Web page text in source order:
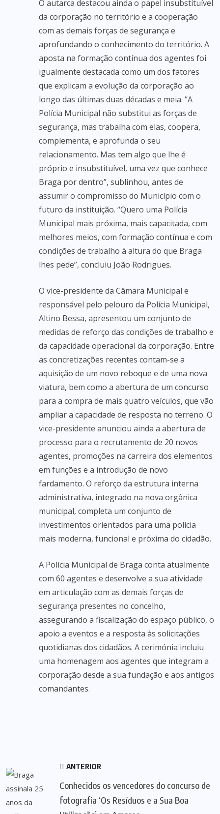
O autarca destacou ainda o papel insubstituível
da corporação no território e a cooperação
com as demais forças de segurança e
aprofundando o conhecimento do território. A
aposta na formação contínua dos agentes foi
igualmente destacada como um dos fatores
que explicam a evolução da corporação ao
longo das últimas duas décadas e meia. “A
Polícia Municipal não substitui as forças de
segurança, mas trabalha com elas, coopera,
complementa, e aprofunda o seu
relacionamento. Mas tem algo que lhe é
próprio e insubstituível, uma vez que conhece
Braga por dentro”, sublinhou, antes de
assumir o compromisso do Município com o
futuro da instituição. “Quero uma Polícia
Municipal mais próxima, mais capacitada, com
melhores meios, com formação contínua e com
condições de trabalho à altura do que Braga
lhes pede”, concluiu João Rodrigues.
O vice-presidente da Câmara Municipal e
responsável pelo pelouro da Polícia Municipal,
Altino Bessa, apresentou um conjunto de
medidas de reforço das condições de trabalho e
da capacidade operacional da corporação. Entre
as concretizações recentes contam-se a
aquisição de um novo reboque e de uma nova
viatura, bem como a abertura de um concurso
para a compra de mais quatro veículos, que vão
ampliar a capacidade de resposta no terreno. O
vice-presidente anunciou ainda a abertura de
processo para o recrutamento de 20 novos
agentes, promoções na carreira dos elementos
em funções e a introdução de novo
fardamento. O reforço da estrutura interna
administrativa, integrado na nova orgânica
municipal, completa um conjunto de
investimentos orientados para uma polícia
mais moderna, funcional e próxima do cidadão.
A Polícia Municipal de Braga conta atualmente
com 60 agentes e desenvolve a sua atividade
em articulação com as demais forças de
segurança presentes no concelho,
assegurando a fiscalização do espaço público, o
apoio a eventos e a resposta às solicitações
quotidianas dos cidadãos. A cerimónia incluiu
uma homenagem aos agentes que integram a
corporação desde a sua fundação e aos antigos
comandantes.
ANTERIOR
Conhecidos os vencedores do concurso de
fotografia ‘Os Resíduos e a Sua Boa